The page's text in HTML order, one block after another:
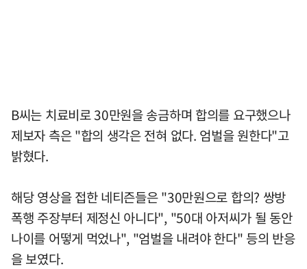
B씨는 치료비로 30만원을 송금하며 합의를 요구했으나
제보자 측은 "합의 생각은 전혀 없다. 엄벌을 원한다"고
밝혔다.
해당 영상을 접한 네티즌들은 "30만원으로 합의? 쌍방
폭행 주장부터 제정신 아니다", "50대 아저씨가 될 동안
나이를 어떻게 먹었나", "엄벌을 내려야 한다" 등의 반응
을 보였다.